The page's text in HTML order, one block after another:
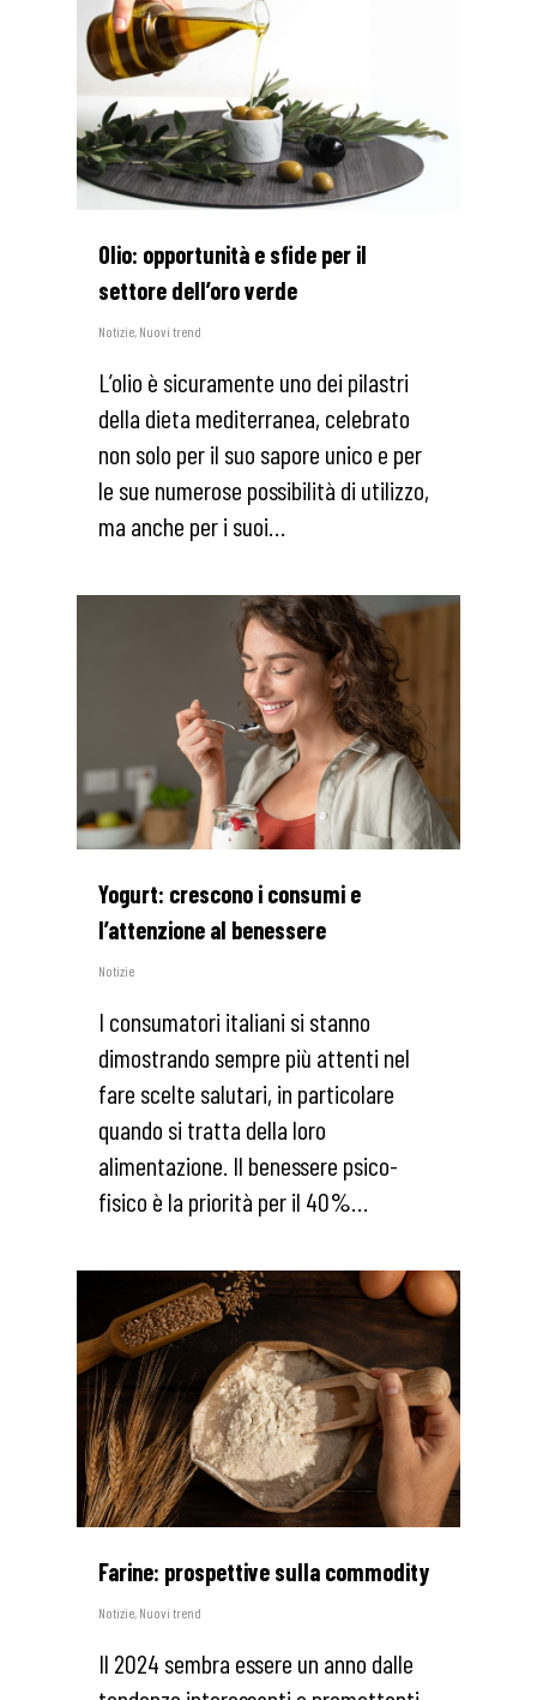
Olio: opportunità e sfide per il
settore dell’oro verde
Notizie Nuovi trend
L’olio è sicuramente uno dei pilastri
della dieta mediterranea, celebrato
non solo per il suo sapore unico e per
le sue numerose possibilità di utilizzo,
ma anche per i suoi…
Yogurt: crescono i consumi e
l’attenzione al benessere
Notizie
I consumatori italiani si stanno
dimostrando sempre più attenti nel
fare scelte salutari, in particolare
quando si tratta della loro
alimentazione. Il benessere psico-
fisico è la priorità per il 40%…
Farine: prospettive sulla commodity
Notizie Nuovi trend
Il 2024 sembra essere un anno dalle
1